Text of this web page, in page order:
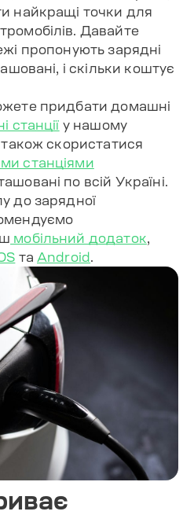
найкращі точки для
Давайте
пропонують зарядні
і скільки коштує
придбати домашні
станції у нашому
також скористатися
станціями
по всій Україні.
до зарядної
мобільний додаток
та Android